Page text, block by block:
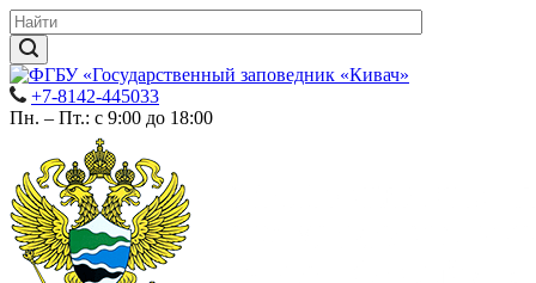
+7-8142-445033
Пн. – Пт.: с 9:00 до 18:00